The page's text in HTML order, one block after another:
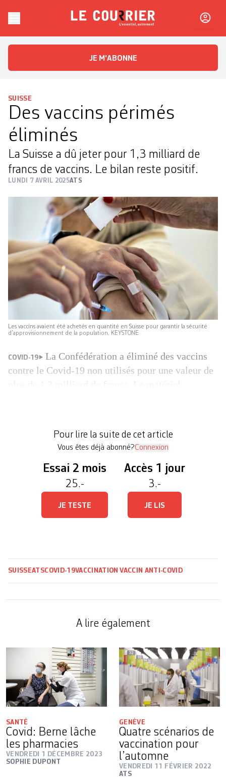
Le CourrierL'essentiel, autrement
JE M'ABONNE
SUISSE
Des vaccins périmés
éliminés
La Suisse a dû jeter pour 1,3 milliard de
francs de vaccins. Le bilan reste positif.
LUNDI 7 AVRIL 2025ATS
Les vaccins avaient été achetés en quantité en Suisse pour garantir la sécurité
d’approvisionnement de la population. KEYSTONE
COVID-19
La Confédération a éliminé des vaccins
contre le Covid-19 non utilisés pour une valeur de
L’Administration fédérale des finances a […]
Pour lire la suite de cet article
Vous êtes déjà abonné?Connexion
Essai 2 mois
25.-
JE TESTE
Accès 1 jour
3.-
JE LIS
SUISSEATSCOVID-19VACCINATIONVACCIN ANTI-COVID
A lire également
SANTÉ
Covid: Berne lâche
les pharmacies
VENDREDI 1 DÉCEMBRE 2023
SOPHIE DUPONT
GENÈVE
Quatre scénarios de
vaccination pour
l’automne
VENDREDI 11 FÉVRIER 2022
ATS